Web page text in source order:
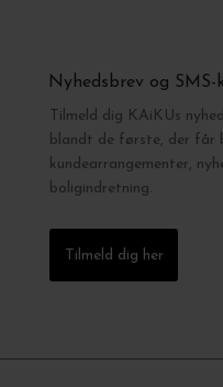
Nyhedsbrev og SMS-
Tilmeld dig KAiKUs
blandt de første, der får
kundearrangementer,
boligindretning.
Tilmeld dig her